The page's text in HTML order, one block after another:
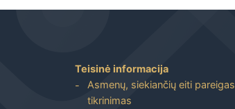
Teisinė informacija
Asmenų, siekiančių eiti pareigas
tikrinimas